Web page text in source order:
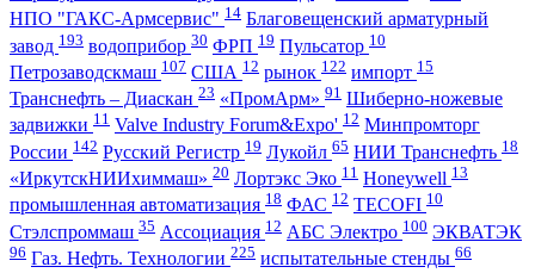
НПО "ГАКС-Армсервис" 14 Благовещенский арматурный
завод 193 водоприбор 30 ФРП 19 Пульсатор 10
Петрозаводскмаш 107 США 12 рынок 122 импорт 15
Транснефть – Диаскан 23 «ПромАрм» 91 Шиберно-ножевые
задвижки 11 Valve Industry Forum&Expo' 12 Минпромторг
России 142 Русский Регистр 19 Лукойл 65 НИИ Транснефть 18
«ИркутскНИИхиммаш» 20 Лортэкс Эко 11 Honeywell 13
промышленная автоматизация 18 ФАС 12 TECOFI 10
Стэлспроммаш 35 Ассоциация 12 АБС Электро 100 ЭКВАТЭК
96 Газ. Нефть. Технологии 225 испытательные стенды 66